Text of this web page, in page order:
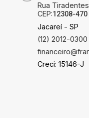
Rua
CEP:12308-470
Jacareí - SP
(12) 2012-0300
Creci: 15146-J